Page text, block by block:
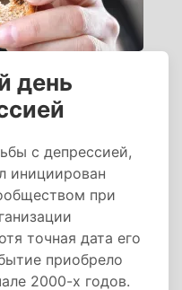
день
с депрессией,
инициирован
при
точная дата его
приобрело
2000-х годов.